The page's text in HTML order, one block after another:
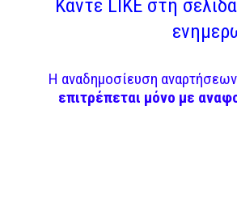
Κάντε LIKE στη
Η αναδημοσίευση
επιτρέπεται μόνο με